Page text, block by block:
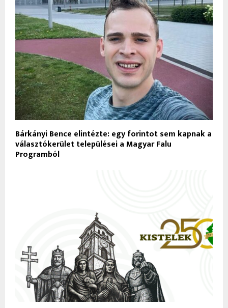
Bárkányi Bence elintézte: egy forintot sem kapnak a
választókerület települései a Magyar Falu
Programból